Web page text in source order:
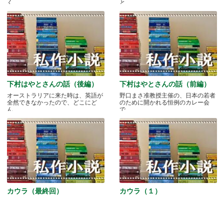
く..... と.....
下村はやとさんの話（後編）
オーストラリアに来た時は、英語が
全然できなかったので、どこにど
ん.....
下村はやとさんの話（前編）
野口まさ准教授主催の、日本の若者
のために開かれる恒例のカレー会
で.....
カウラ（最終回） カウラ（１）